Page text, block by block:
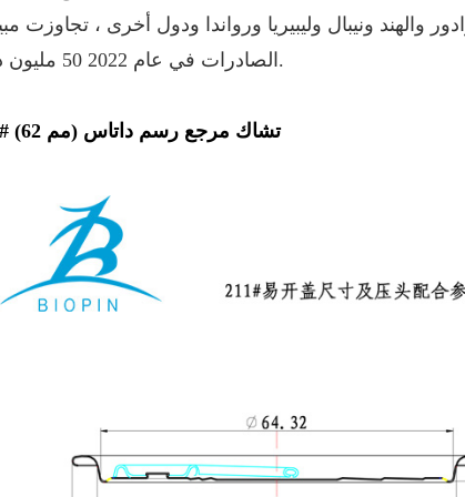
والهند ونيبال وليبيريا ورواندا ودول أخرى ، تجاوزت
الصادرات في عام 2022 50 مليون دولار.
209 # (62 مم) تشاك مرجع رسم داتاس